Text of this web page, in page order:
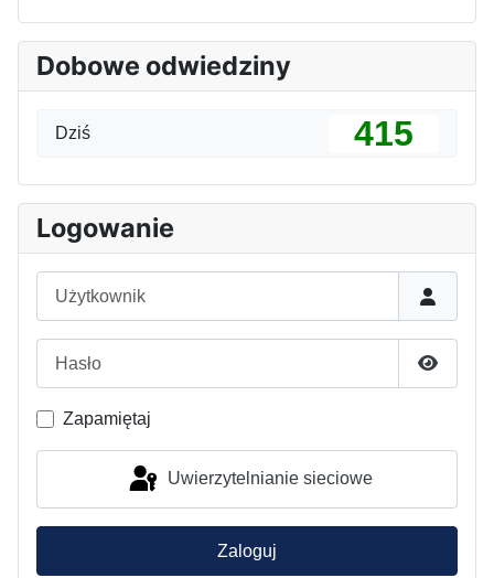
Dobowe odwiedziny
Dziś 415
Logowanie
Pokaż
Zapamiętaj
Uwierzytelnianie sieciowe
Zaloguj